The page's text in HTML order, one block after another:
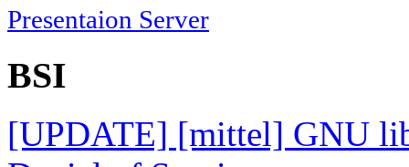
Presentaion Server
BSI
[UPDATE] [mittel] GNU